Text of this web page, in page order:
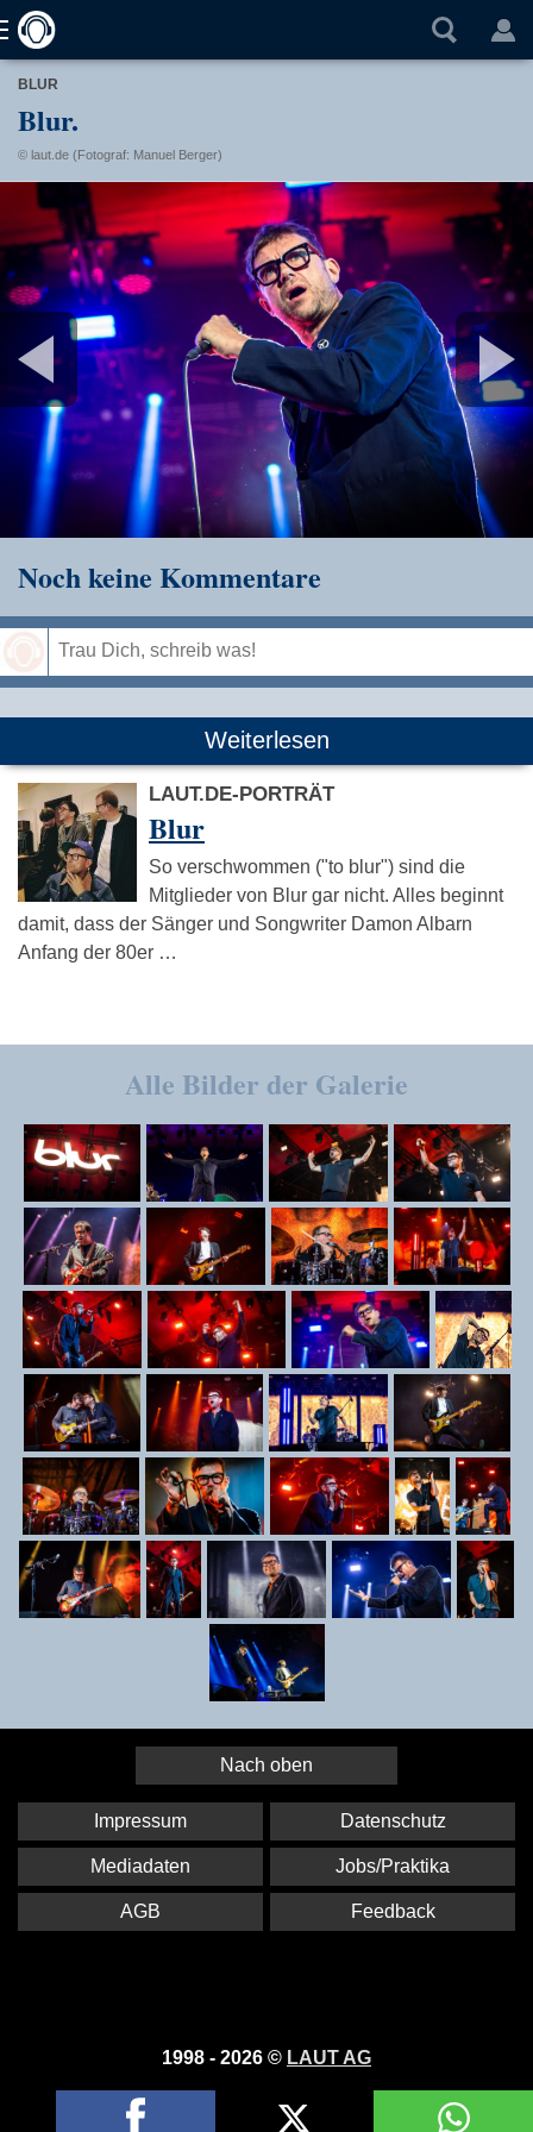
BLUR
Blur.
© laut.de (Fotograf: Manuel Berger)
Noch keine Kommentare
Weiterlesen
LAUT.DE-PORTRÄT
Blur
So verschwommen ("to blur") sind die
Mitglieder von Blur gar nicht. Alles beginnt
damit, dass der Sänger und Songwriter Damon Albarn
Anfang der 80er …
Alle Bilder der Galerie
Nach oben
1998 - 2026 © LAUT AG
Impressum Datenschutz
Mediadaten Jobs/Praktika
AGB Feedback